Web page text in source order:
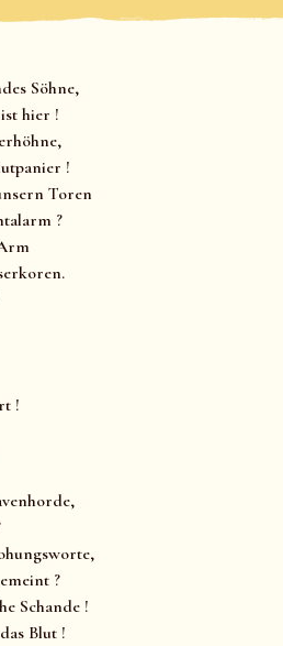
Söhne,
hier !
!
Toren
?
!
?
Schande !
Blut !